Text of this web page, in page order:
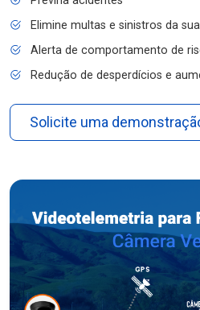
Elimine multas e sinistros da
Alerta de comportamento de
Redução de desperdícios e
Solicite uma